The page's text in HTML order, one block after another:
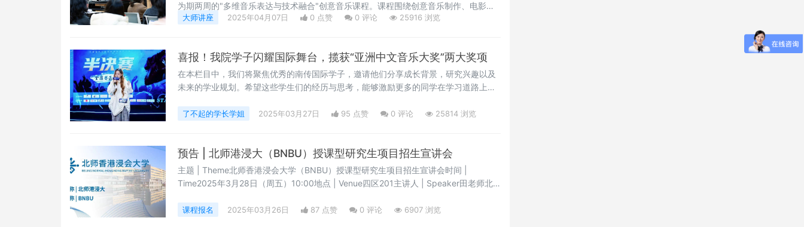
为期两周的"多维音乐表达与技术融合"创意音乐课程。课程围绕创意音乐制作、电影作
曲、批判性听力及空间化声音现场表演四大核心模块，通过理论与实践相结合的沉浸式
民
大师讲座 2025年04月07日 0 点赞 0 评论 25916 浏览
喜报！我院学子闪耀国际舞台，揽获“亚洲中文音乐大奖”两大奖项
在本栏目中，我们将聚焦优秀的南传国际学子，邀请他们分享成长背景，研究兴趣以及
未来的学业规划。希望这些学生们的经历与思考，能够激励更多的同学在学习道路上勇
乐氛围浓厚的家庭环境。进入南传国际学院后，在专业老师的悉心指导和同学们的积极
了不起的学长学姐 2025年03月27日 95 点赞 0 评论 25814 浏览
预告 | 北师港浸大（BNBU）授课型研究生项目招生宣讲会
主题 | Theme北师香港浸会大学（BNBU）授课型研究生项目招生宣讲会时间 |
Time2025年3月28日（周五）10:00地点 | Venue四区201主讲人 | Speaker田老师北
大学联合国际学院（中文简称 “北师香港浸会大学”，英文简称“UIC”）成立于2005年，
课程报名 2025年03月26日 87 点赞 0 评论 6907 浏览